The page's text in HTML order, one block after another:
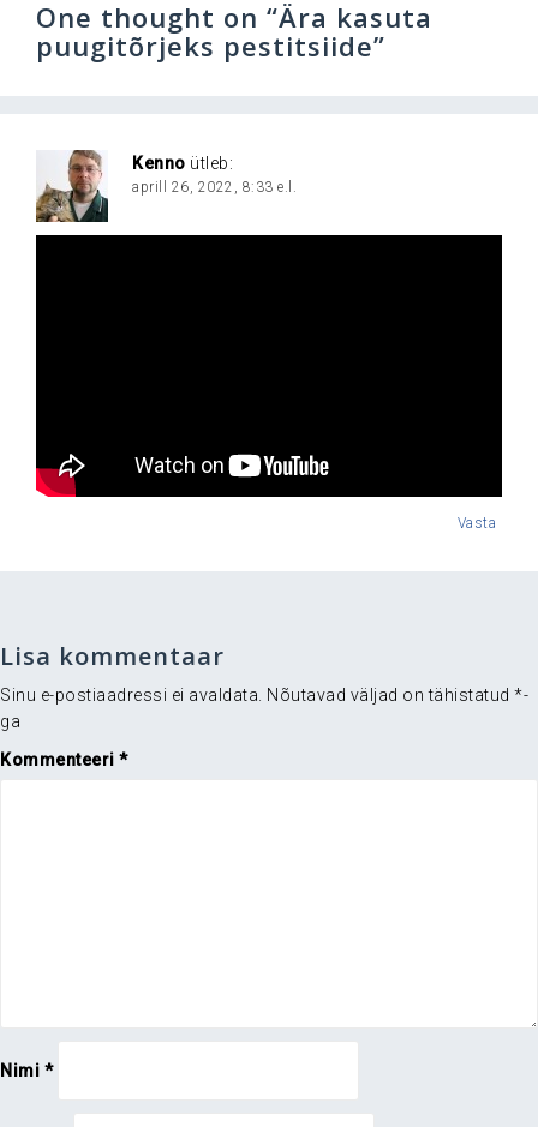
One thought on “Ära kasuta
puugitõrjeks pestitsiide”
Kenno ütleb:
aprill 26, 2022, 8:33 e.l.
Vasta
Lisa kommentaar
Sinu e-postiaadressi ei avaldata. Nõutavad väljad on tähistatud *-
ga
Kommenteeri *
Nimi *